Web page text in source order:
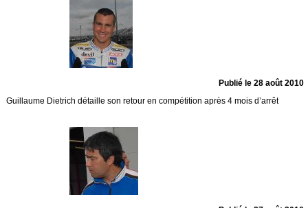
Publié le 28 août 2010
Guillaume Dietrich détaille son retour en compétition après 4 mois d’arrêt